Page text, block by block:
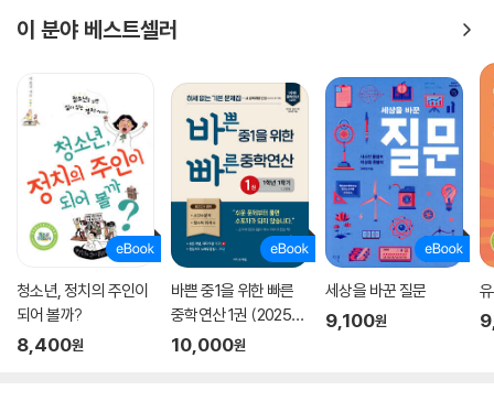
역량은 편의점이 아니라 자신만의 문제와 해결책을 발견하는 데도 유용하
다. 경제수학이 막막하고, 수학 자체가 어렵게 느껴지는 독자들이라면 다
싶은 독자들에게는 배움을 좀더 심화시킬 수 있다. 앞으로 청소년 금융교
육과 관련해 경제수학의 유용성은 더욱 높아질 것이다. 이 과정에서 사회
와 수학을 함께 배우는 것은 통합교과의 핵심이다. 중학생들을 가르치며
직접 그들의 궁금증을 직접 듣고 집필한 《경제수학, 위기의 편의점을 살려
라!》는 현장의 교사와 고교학점제에 대비해야 하는 학부모들도 꼭 한 번은
만나야 할 책이다.
이 분야 베스트셀러
청소년, 정치의 주인이
되어 볼까?
8,400원
바쁜 중1을 위한 빠른
중학연산 1권 (2025
년)
10,000원
세상을 바꾼 질문
9,100원